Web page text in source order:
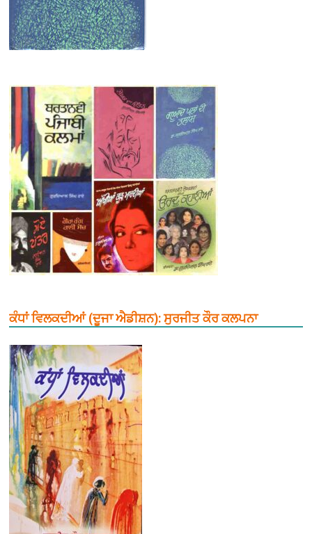
ਕੰਧਾਂ ਵਿਲਕਦੀਆਂ (ਦੂਜਾ ਐਡੀਸ਼ਨ): ਸੁਰਜੀਤ ਕੌਰ ਕਲਪਨਾ